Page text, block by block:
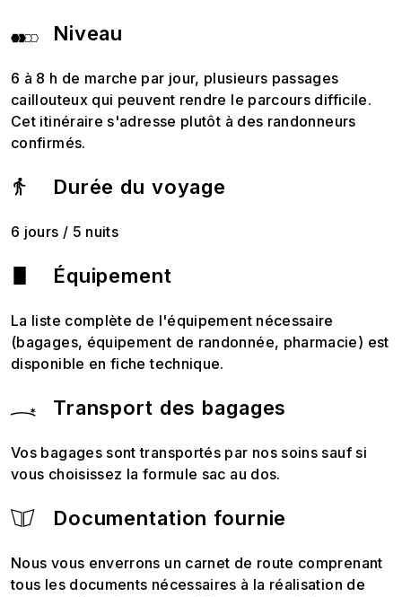
Niveau
6 à 8 h de marche par jour, plusieurs passages
caillouteux qui peuvent rendre le parcours difficile.
Cet itinéraire s'adresse plutôt à des randonneurs
confirmés.
Durée du voyage
6 jours / 5 nuits
Équipement
La liste complète de l'équipement nécessaire
(bagages, équipement de randonnée, pharmacie) est
disponible en fiche technique.
Transport des bagages
Vos bagages sont transportés par nos soins sauf si
vous choisissez la formule sac au dos.
Documentation fournie
Nous vous enverrons un carnet de route comprenant
tous les documents nécessaires à la réalisation de